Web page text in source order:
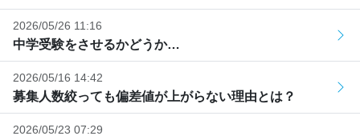
2026/05/26 11:16
中学受験をさせるかどうか…
2026/05/16 14:42
募集人数絞っても偏差値が上がらない理由とは？
2026/05/23 07:29